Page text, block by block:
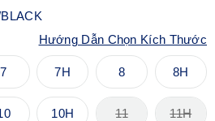
Hướng Dẫn Chọn Kích Thước
7 7H 8 8H
10H 11 11H